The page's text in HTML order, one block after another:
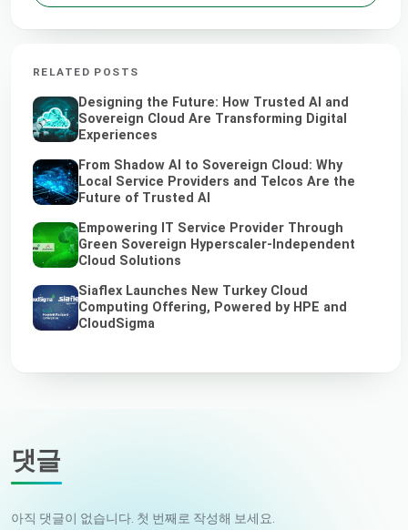
RELATED POSTS
Designing the Future: How Trusted AI and
Sovereign Cloud Are Transforming Digital
Experiences
From Shadow AI to Sovereign Cloud: Why
Local Service Providers and Telcos Are the
Future of Trusted AI
Empowering IT Service Provider Through
Green Sovereign Hyperscaler-Independent
Cloud Solutions
Siaflex Launches New Turkey Cloud
Computing Offering, Powered by HPE and
CloudSigma
댓글
아직 댓글이 없습니다. 첫 번째로 작성해 보세요.